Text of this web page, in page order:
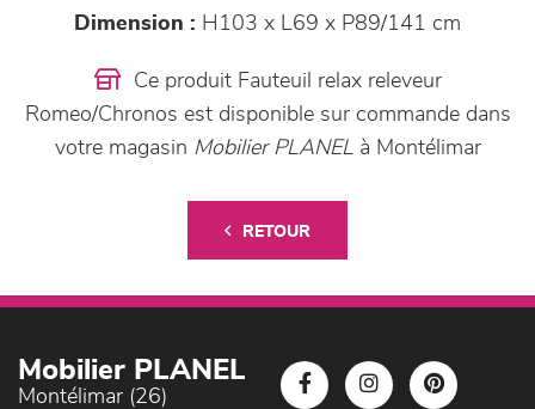
Dimension : H103 x L69 x P89/141 cm
Ce produit Fauteuil relax releveur
Romeo/Chronos est disponible sur commande dans
votre magasin Mobilier PLANELà Montélimar
RETOUR
Mobilier PLANEL
Montélimar (26)